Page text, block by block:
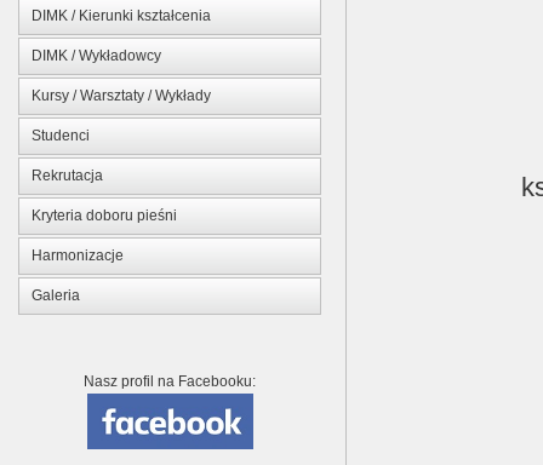
DIMK / Kierunki kształcenia
DIMK / Wykładowcy
Kursy / Warsztaty / Wykłady
Studenci
Rekrutacja
Kryteria doboru pieśni
Harmonizacje
Galeria
Nasz profil na Facebooku: